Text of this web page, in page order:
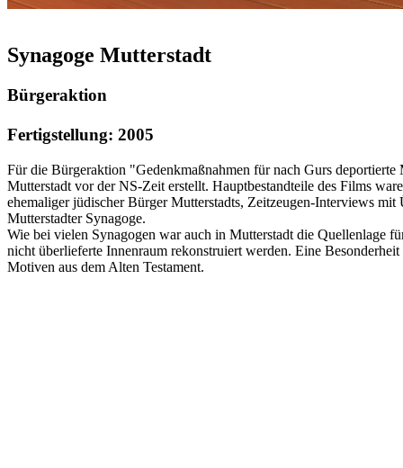
Synagoge Mutterstadt
Bürgeraktion
Fertigstellung: 2005
Für die Bürgeraktion "Gedenkmaßnahmen für nach Gurs
Mutterstadt vor der NS-Zeit erstellt. Hauptbestandteile des Films
ehemaliger jüdischer Bürger Mutterstadts, Zeitzeugen-Interviews
Mutterstadter Synagoge.
Wie bei vielen Synagogen war auch in Mutterstadt die Quellenlage
nicht überlieferte Innenraum rekonstruiert werden. Eine
Motiven aus dem Alten Testament.